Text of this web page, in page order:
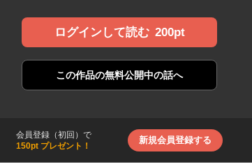
ログインして読む 200pt
この作品の無料公開中の話へ
会員登録（初回）で
150pt プレゼント！
新規会員登録する